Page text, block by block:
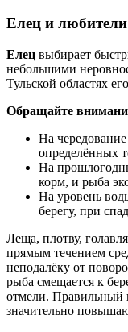
Елец и
Елец выбирает
небольшими
Тульской областях
Обращайте
На
определённых
На
корм, и рыба
На уровень
берегу, при
Леща, плотву,
прямым течением
неподалёку от
рыба смещается к
отмели. Правильный
значительно